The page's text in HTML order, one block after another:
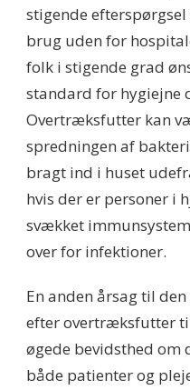
stigende
brug uden for
folk i stigende grad
standard for hygiejne
Overtræksfutter kan
spredningen af
bragt ind i huset
hvis der er personer i
svækket
over for infektioner.
En anden årsag til
efter overtræksfutter
øgede bevidsthed om
både patienter og